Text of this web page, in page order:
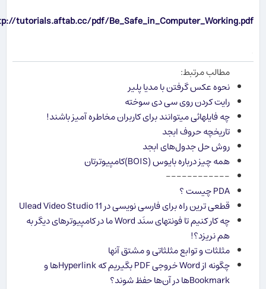
tutorials.aftab.cc/pdf/Be_Safe_in_Computer_Working.pdf
مطالب مرتبط:
نحوه عكس گرفتن با مدیا پلیر
رایت کردن روی سی دی سوخته
چه فایلهائی میتوانند برای کاربران مخاطره آمیز باشند!
تاریخچه حروف ابجد
روش حل جدول‌های ابجد
همه چیز درباره بایوس (BOIS)كامپیوترتان
------------
PDA چیست ؟
قطعی ترین راه برای فارسی نویسی در Ulead Video Studio 11
چه کار کنیم تا فونت​های سنَد Word ما در کامپیوترهای دیگر به
هم نریزد؟!
مثلثات و توابع مثلثاتی و مشتق آنها
چگونه از Word خروجی PDF بگیریم که Hyperlinkها و
Bookmarkها در آن‌ها حفظ شوند؟